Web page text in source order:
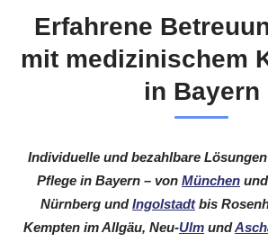
Erfahrene
mit medizinischem
in Bayern
Individuelle und bezahlbare
Pflege in Bayern – von München und
Nürnberg undIngolstadtbis
Kempten im Allgäu, Neu-Ulm und